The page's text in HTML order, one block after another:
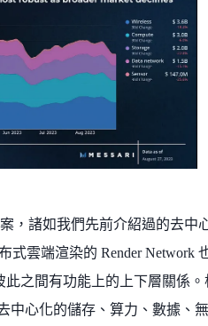
，諸如我們先前介紹過的去中
式雲端渲染的 Render Network
此之間有功能上的上下層關係。
中心化的儲存、算力、數據、